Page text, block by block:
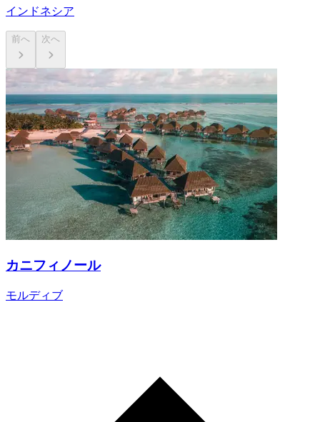
インドネシア
前へ 次へ
カニフィノール
モルディブ